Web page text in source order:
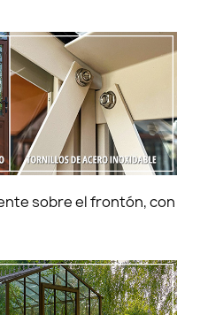
sobre el frontón, con